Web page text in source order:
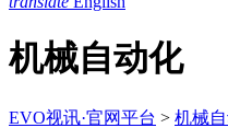
机械自动化
EVO视讯·官网平台 > 机械